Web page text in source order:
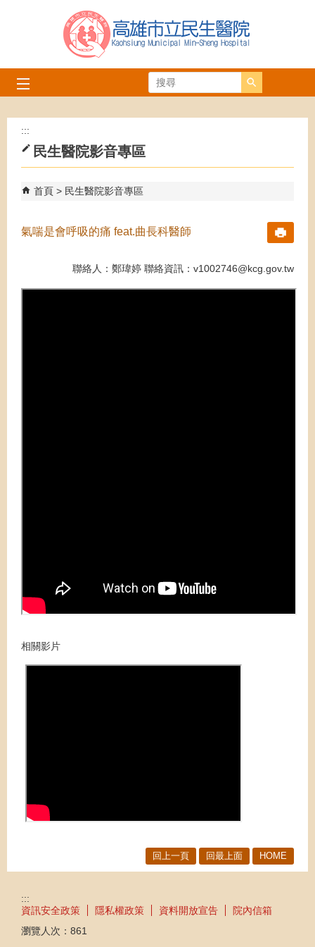
跳到主要內容區塊
搜尋
:::
民生醫院影音專區
首頁 民生醫院影音專區
氣喘是會呼吸的痛 feat.曲長科醫師
聯絡人：鄭瑋婷 聯絡資訊：v1002746@kcg.gov.tw
相關影片
回上一頁 回最上面 HOME
:::
資訊安全政策
隱私權政策 資料開放宣告
院內信箱
瀏覽人次： 861